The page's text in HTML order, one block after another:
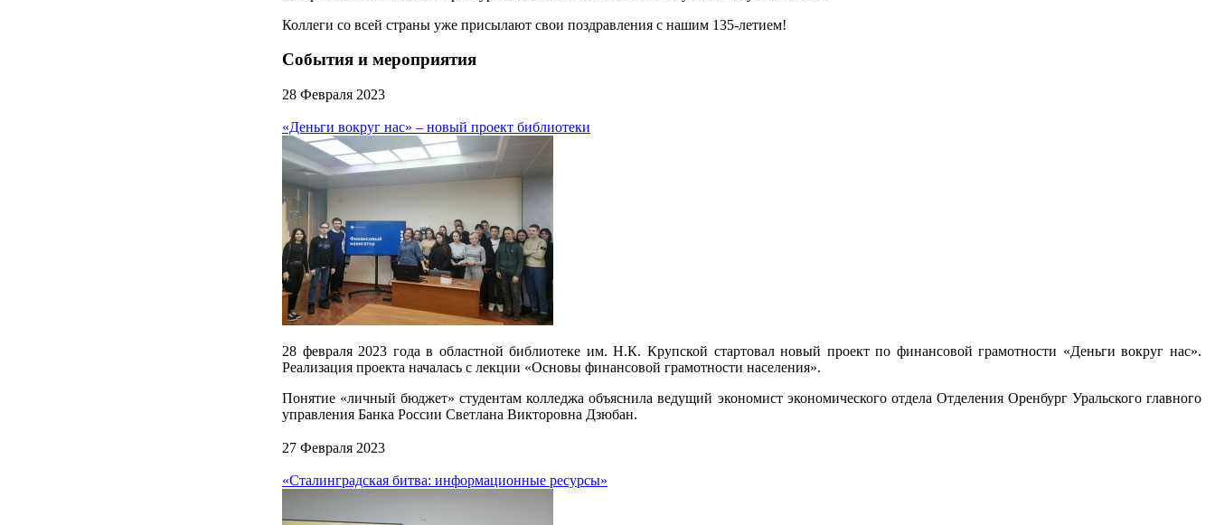
Коллеги со всей страны уже присылают свои поздравления с нашим 135-летием!
События и мероприятия
28 Февраля 2023
«Деньги вокруг нас» – новый проект библиотеки
28 февраля 2023 года в областной библиотеке им. Н.К. Крупской стартовал новый проект по финансовой грамотности «Деньги вокруг нас».
Реализация проекта началась с лекции «Основы финансовой грамотности населения».
Понятие «личный бюджет» студентам колледжа объяснила ведущий экономист экономического отдела Отделения Оренбург Уральского главного
управления Банка России Светлана Викторовна Дзюбан.
27 Февраля 2023
«Сталинградская битва: информационные ресурсы»